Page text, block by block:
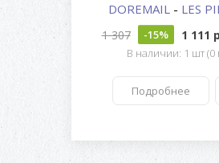
DOREMAIL - LES
1 307 -15% 1 111
В наличии: 1 шт (0
Подробнее